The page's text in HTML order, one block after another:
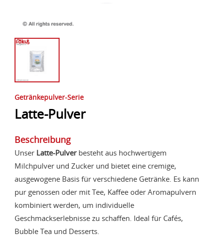
Getränkepulver-Serie
Latte-Pulver
Beschreibung
Unser Latte-Pulverbesteht aus hochwertigem
Milchpulver und Zucker und bietet eine cremige,
ausgewogene Basis für verschiedene Getränke. Es kann
pur genossen oder mit Tee, Kaffee oder Aromapulvern
kombiniert werden, um individuelle
Geschmackserlebnisse zu schaffen. Ideal für Cafés,
Bubble Tea und Desserts.